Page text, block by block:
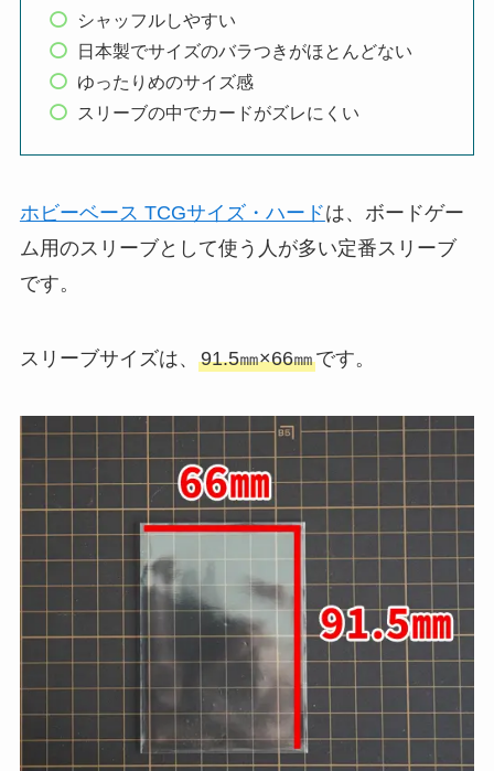
シャッフルしやすい
日本製でサイズのバラつきがほとんどない
ゆったりめのサイズ感
スリーブの中でカードがズレにくい
ホビーベース TCGサイズ・ハードは、ボードゲー
ム用のスリーブとして使う人が多い定番スリーブ
です。
スリーブサイズは、 91.5㎜×66㎜です。